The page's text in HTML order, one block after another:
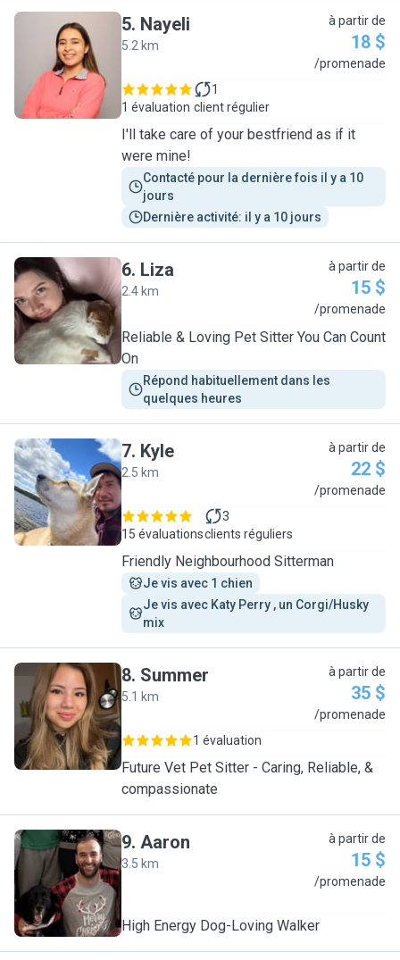
N
5. Nayeli
5.2 km
à partir de
18 $
/promenade
1 évaluation
1
client régulier
I'll take care of your bestfriend as if it
were mine!
Contacté pour la dernière fois il y a 10
jours
Dernière activité: il y a 10 jours
L
6. Liza
2.4 km
à partir de
15 $
/promenade
Reliable & Loving Pet Sitter You Can Count
On
Répond habituellement dans les
quelques heures
K
7. Kyle
2.5 km
à partir de
22 $
/promenade
15 évaluations
3
clients réguliers
Friendly Neighbourhood Sitterman
Je vis avec 1 chien
Je vis avec Katy Perry , un Corgi/Husky
mix
S
8. Summer
5.1 km
à partir de
35 $
/promenade
1 évaluation
Future Vet Pet Sitter - Caring, Reliable, &
compassionate
A
9. Aaron
3.5 km
à partir de
15 $
/promenade
High Energy Dog-Loving Walker